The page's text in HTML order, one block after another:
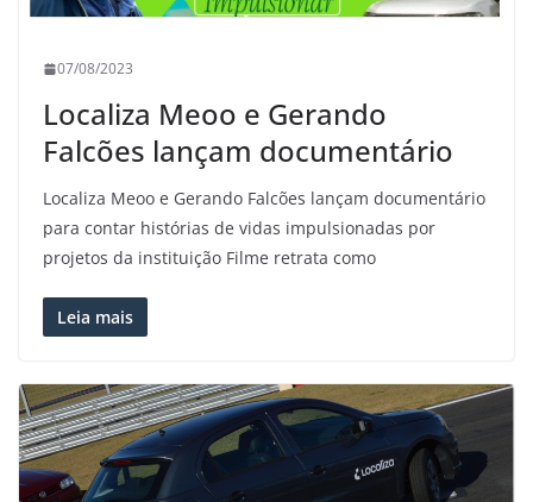
07/08/2023
Localiza Meoo e Gerando
Falcões lançam documentário
Localiza Meoo e Gerando Falcões lançam documentário
para contar histórias de vidas impulsionadas por
projetos da instituição Filme retrata como
Leia mais